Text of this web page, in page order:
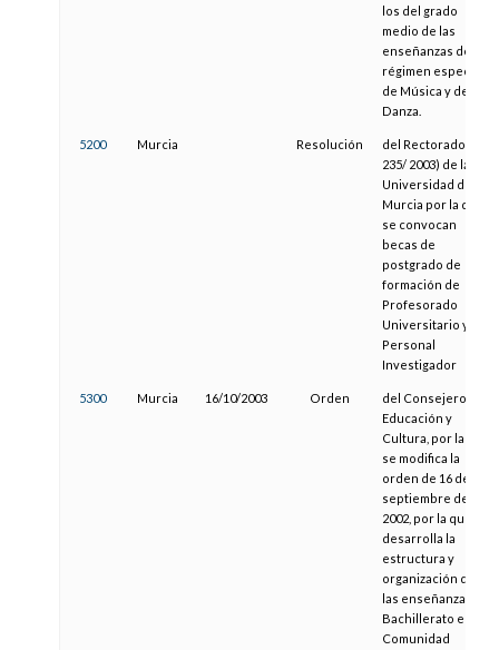
los del grado
medio de las
enseñanzas de
régimen especial
de Música y de
Danza.
5200 Murcia Resolución
del Rectorado (R-
235/ 2003) de la
Universidad de
Murcia por la que
se convocan
becas de
postgrado de
formación de
Profesorado
Universitario y
Personal
Investigador
5300 Murcia 16/10/2003 Orden
del Consejero de
Educación y
Cultura, por la que
se modifica la
orden de 16 de
septiembre de
2002, por la que se
desarrolla la
estructura y
organización de
las enseñanzas del
Bachillerato en la
Comunidad